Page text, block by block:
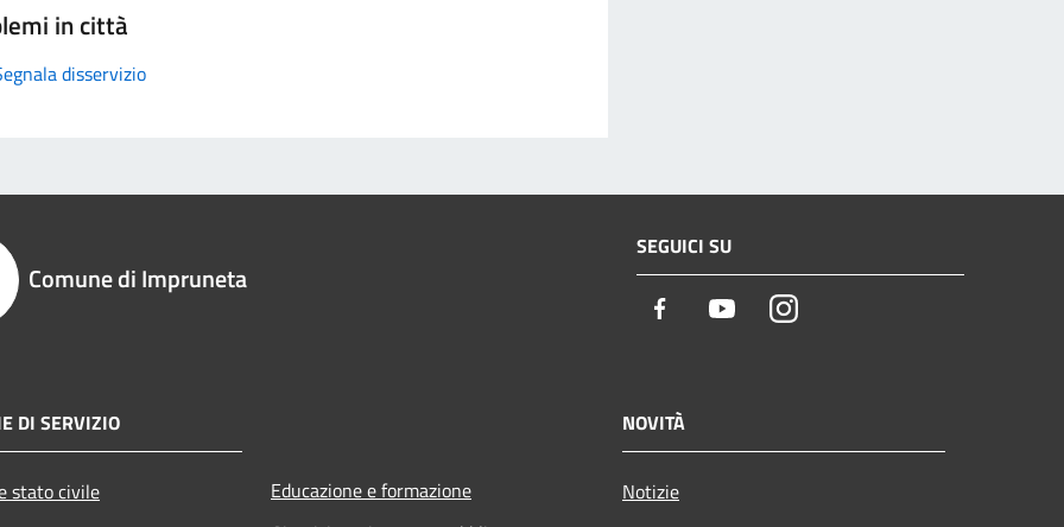
in città
disservizio
Comune di Impruneta
SEGUICI SU
Facebook YoutubeInstagram
DI SERVIZIO
stato civile
Educazione e formazione
NOVITÀ
Notizie